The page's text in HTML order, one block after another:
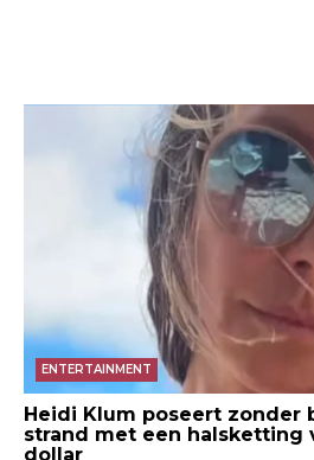
ENTERTAINMENT
Heidi Klum poseert zonder
strand met een halsketting
dollar